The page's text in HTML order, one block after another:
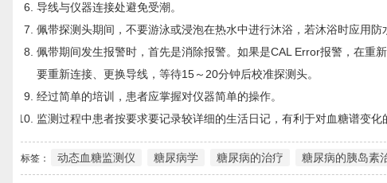
导线与仪器连接处避免受潮。
佩带探测头期间，不要游泳或浸泡在热水中进行沐浴，若沐浴时应用防
佩带期间发生报警时，首先是消除报警。如果是CAL Error报警，在重
要重新连接、更换导线，等待15～20分钟后校准探测头。
经过简单的培训，患者应掌握对仪器简单的操作。
监测过程中患者按要求要记录较详细的生活日记，有利于对血糖谱变化
标签： 动态血糖监测仪 糖尿病学 糖尿病的治疗 糖尿病的胰岛素